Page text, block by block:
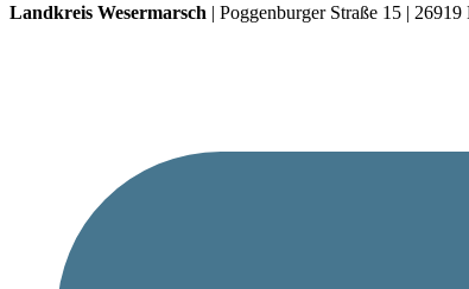
Landkreis Wesermarsch | Poggenburger Straße 15 | 26919